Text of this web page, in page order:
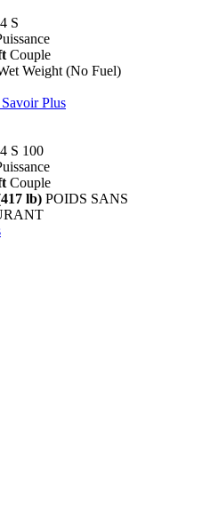
S
Couple
Weight (No Fuel)
Plus
S 100
Couple
lb) POIDS SANS